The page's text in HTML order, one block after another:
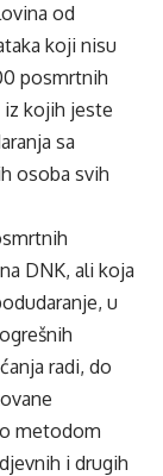
od
koji nisu
posmrtnih
iz kojih jeste
sa
osoba svih
DNK, ali koja
u
radi, do
metodom
i drugih